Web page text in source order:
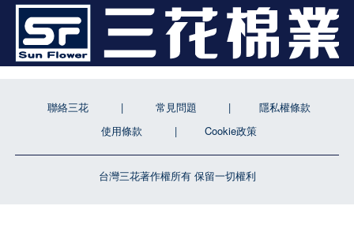
台灣三花著作權所有 保留一切權利
聯絡三花 常見問題
隱私權條款
使用條款
Cookie政策